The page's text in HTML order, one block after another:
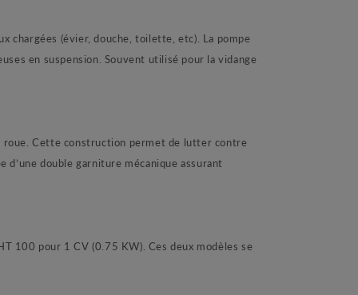
(évier, douche, toilette, etc). La pompe
en suspension. Souvent utilisé pour la vidange
Cette construction permet de lutter contre
double garniture mécanique assurant
100 pour 1 CV (0.75 KW). Ces deux modèles se